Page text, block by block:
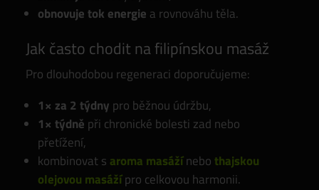
obnovuje tok energie a rovnováhu těla.
Jak často chodit na filipínskou masáž
Pro dlouhodobou regeneraci doporučujeme:
1× za 2 týdny pro běžnou údržbu,
1× týdně při chronické bolesti zad nebo
přetížení,
kombinovat s aroma masážínebothajskou
olejovou masážípro celkovou harmonii.